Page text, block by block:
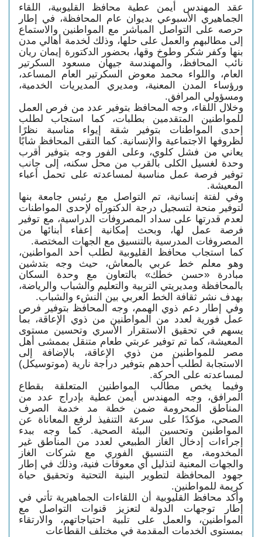
عقد المهندس أيمن عطية محافظ القليوبية، اللقاء
الجماهيري الأسبوعي بديوان عام المحافظة، في إطار
حرصه على التواصل المباشر مع المواطنين والاستماع
إلى مطالبهم والعمل على حلها، وذلك لخدمة أهالي مدن
بنها وكفر شكر وطوخ وقها، بحضور الدكتورة إيمان ريان
نائب المحافظ، والمهندسة جيهان مسعود السكرتير
العام، واللواء محمد معوض السكرتير العام المساعد،
ورؤساء المدن المعنية، ومديري المديريات الخدمية،
ومسؤولي المرافق.
وخلال اللقاء، وجه المحافظ بتوفير عدد من فرص العمل
للمواطنين المتقدمين بطلبات، كما استجاب لطلب
إحدى المواطنات بتوفير شقة إيواء مناسبة نظرًا
لظروفها الاجتماعية والإنسانية. كما التقى المحافظ شابًا
يعاني من فشل كلوي، وعلى الفور وجه بتوفير أقرب
وحدة لغسيل الكلى بالقرب من محل سكنه، إلى جانب
توفير فرصة عمل مناسبة لمساعدته على تحمل أعباء
المعيشة.
وفي لفتة إنسانية، تم التواصل مع رئيس جامعة بنها
لتوفير منحة لتسجيل درجة الدكتوراه لإحدى المواطنات
لعدم قدرتها على سداد المصروفات الدراسية، مع توفير
فرصة عمل لها، وبحث إمكانية إعفاء أبنائها من
المصروفات المدرسية بالتنسيق مع الجهات المختصة.
كما استجاب محافظ القليوبية لطلب أحد المواطنين،
وهو معلم خط عربي بالمعاش، حيث وجه بتدشين
مبادرة «حسن خطك» بالتعاون مع وحدة السكان
بالمحافظة ومديريتي التربية والتعليم والشباب والرياضة،
بهدف نشر ثقافة الخط العربي بين النشء والشباب.
وفي إطار دعم ذوي الهمم، وجه المحافظ بتوفير فرص
عمل فورية لعدد من المواطنين من ذوي الإعاقة، بما
يسهم في تحقيق الاستقرار الأسري وتحسين مستوى
المعيشة، كما تم توفير عربتي طعام متنقل بممشى أهل
مصر للمواطنين من ذوي الإعاقة، بالإضافة إلى
الاستجابة لطلب أحدهم بتوفير دراجة نارية (موتوسيكل)
لمساعدته على الحركة.
وفيما يخص مطالب المواطنين المتعلقة بقطاع
المرافق، وجه المهندس أيمن عطية بإدراج عدد من
المناطق المحرومة ضمن خطة مد خدمة الصرف
الصحي، مؤكدًا على سرعة التنفيذ لرفع المعاناة عن
المواطنين وتحسين البيئة الصحية. كما وجه ببدء
إجراءات إدخال الغاز الطبيعي لعدد من المناطق غير
المخدومة، مع التنسيق الفوري مع شركات الغاز
والجهات المعنية لتذليل أي معوقات فنية، وذلك في إطار
جهود المحافظة لتطوير البنية التحتية وتحقيق حياة
كريمة للمواطنين.
وأكد محافظ القليوبية أن اللقاءات الجماهيرية تأتي في
إطار توجهات الدولة لتعزيز قنوات التواصل مع
المواطنين، والعمل على تلبية احتياجاتهم، والارتقاء
بمستوى الخدمات المقدمة في مختلف القطاعات